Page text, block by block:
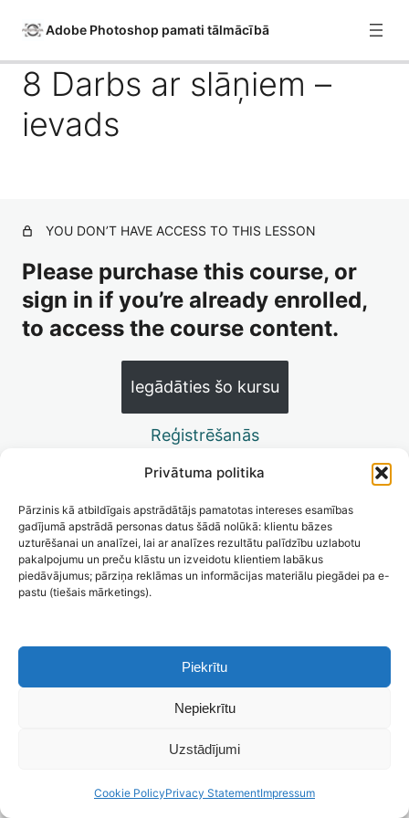
Privātuma politika
Pārzinis kā atbildīgais apstrādātājs pamatotas intereses esamības
gadījumā apstrādā personas datus šādā nolūkā: klientu bāzes
uzturēšanai un analīzei, lai ar analīzes rezultātu palīdzību uzlabotu
pakalpojumu un preču klāstu un izveidotu klientiem labākus
piedāvājumus; pārziņa reklāmas un informācijas materiālu piegādei pa e-
pastu (tiešais mārketings).
Piekrītu
Nepiekrītu
Uzstādījumi
Cookie PolicyPrivacy StatementImpressum
Adobe Photoshop pamati tālmācībā
8 Darbs ar slāņiem –
ievads
YOU DON’T HAVE ACCESS TO THIS LESSON
Please purchase this course, or
sign in if you’re already enrolled,
to access the course content.
Iegādāties šo kursu
Reģistrēšanās
1 Ievads un iepazīšanās
4 Failu eksports
5 Dažādu failu imports
6 Adobe Camera RAW konvertors
8 Darbs ar slāņiem – ievads
10 Darbs ar slāņiem – kārtošana, slāņu tipi, papildus
11 Objektu iezīmēšana un izgriešana no fona – vienkārši
paņēmieni
12 Objektu iezīmēšana un izgriešana no fona – sarežģīti
paņēmieni
14 Darbs ar maskām – ievads
15 Darbs ar maskām – lokālās korekcijas
16 Objektu retuša un klonēšana